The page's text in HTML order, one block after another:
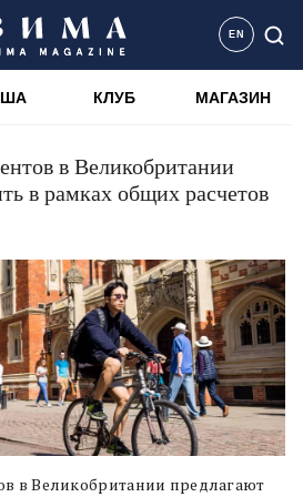
EN
КЛУБ МАГАЗИН
в Великобритании
в рамках общих расчетов
в Великобритании предлагают